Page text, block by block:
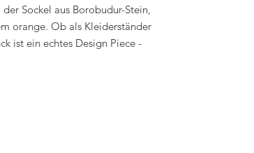
Sockel aus Borobudur-Stein,
orange. Ob als Kleiderständer
ist ein echtes Design Piece -